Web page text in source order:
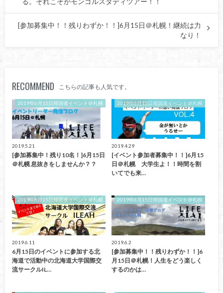
[参加募集中！！残りわずか！！]6月15日＠札幌！継続は力
なり！
RECOMMEND こちらの記事も人気です。
2019年6月15日帰国後イベント＠札幌
2019.5.21
[参加募集中！残り10名！]6月15日
＠札幌 息抜きをしませんか？？
2019年6月15日帰国後イベント＠札幌
2019.4.29
[イベント参加者募集中！！]6月15
日＠札幌 大学生よ！！時間を割
いてでも来…
2019年6月15日帰国後イベント＠札幌
2019.6.11
6月15日のイベントに参加する北
海道で活動中の北海道大学国際交
流サークルIL…
2019年6月15日帰国後イベント＠札幌
2019.6.2
[参加募集中！！残りわずか！！]6
月15日＠札幌！人生をどう楽しく
するのかは…